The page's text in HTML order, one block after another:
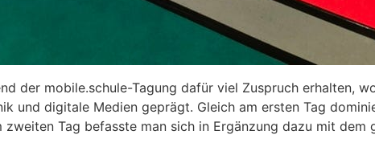
der mobile.schule-Tagung dafür viel Zuspruch erhalten,
und digitale Medien geprägt. Gleich am ersten Tag
zweiten Tag befasste man sich in Ergänzung dazu mit